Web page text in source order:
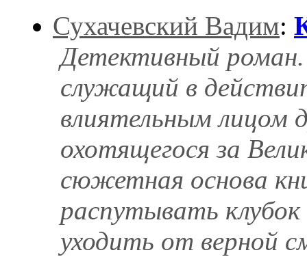
Сухачевский Вадим:
Детективный
служащий в
влиятельным лицом
охотящегося за
сюжетная основа
распутывать
уходить от верной